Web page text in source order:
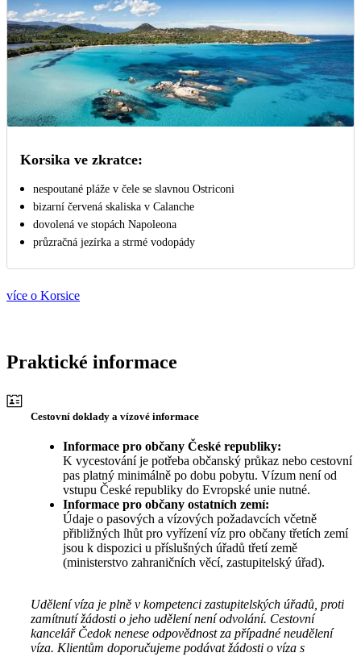
Korsika ve zkratce:
nespoutané pláže v čele se slavnou Ostriconi
bizarní červená skaliska v Calanche
dovolená ve stopách Napoleona
průzračná jezírka a strmé vodopády
více o Korsice
Praktické informace
Cestovní doklady a vízové informace
Informace pro občany České republiky:
K vycestování je potřeba občanský průkaz nebo cestovní
pas platný minimálně po dobu pobytu. Vízum není od
vstupu České republiky do Evropské unie nutné.
Informace pro občany ostatních zemí:
Údaje o pasových a vízových požadavcích včetně
přibližných lhůt pro vyřízení víz pro občany třetích zemí
jsou k dispozici u příslušných úřadů třetí země
(ministerstvo zahraničních věcí, zastupitelský úřad).
Udělení víza je plně v kompetenci zastupitelských úřadů, proti
zamítnutí žádosti o jeho udělení není odvolání. Cestovní
kancelář Čedok nenese odpovědnost za případné neudělení
víza. Klientům doporučujeme podávat žádosti o víza s